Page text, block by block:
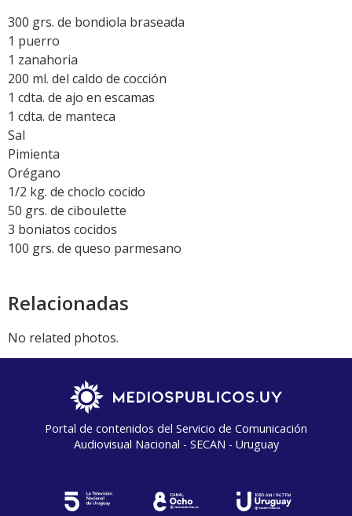
300 grs. de bondiola braseada
1 puerro
1 zanahoria
200 ml. del caldo de cocción
1 cdta. de ajo en escamas
1 cdta. de manteca
Sal
Pimienta
Orégano
1/2 kg. de choclo cocido
50 grs. de ciboulette
3 boniatos cocidos
100 grs. de queso parmesano
Relacionadas
No related photos.
Portal de contenidos del Servicio de Comunicación
Audiovisual Nacional - SECAN - Uruguay